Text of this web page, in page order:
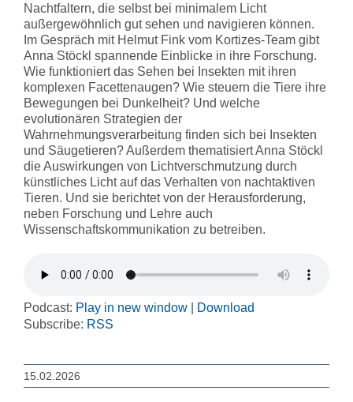
Nachtfaltern, die selbst bei minimalem Licht
außergewöhnlich gut sehen und navigieren können.
Im Gespräch mit Helmut Fink vom Kortizes-Team gibt
Anna Stöckl spannende Einblicke in ihre Forschung.
Wie funktioniert das Sehen bei Insekten mit ihren
komplexen Facettenaugen? Wie steuern die Tiere ihre
Bewegungen bei Dunkelheit? Und welche
evolutionären Strategien der
Wahrnehmungsverarbeitung finden sich bei Insekten
und Säugetieren? Außerdem thematisiert Anna Stöckl
die Auswirkungen von Lichtverschmutzung durch
künstliches Licht auf das Verhalten von nachtaktiven
Tieren. Und sie berichtet von der Herausforderung,
neben Forschung und Lehre auch
Wissenschaftskommunikation zu betreiben.
Podcast: Play in new window
Download
Subscribe: RSS
15.02.2026